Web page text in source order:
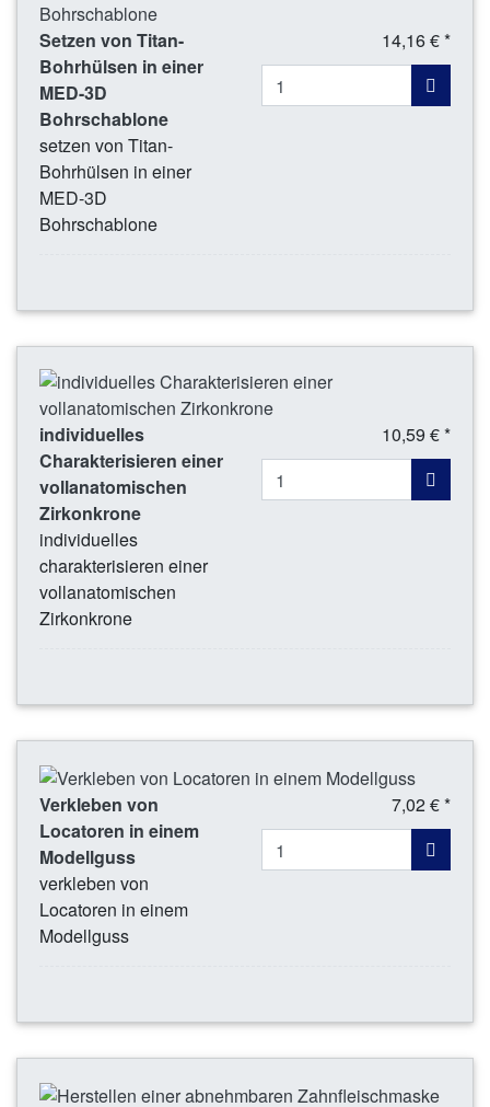
Setzen von Titan-
Bohrhülsen in einer
MED-3D
Bohrschablone
setzen von Titan-
Bohrhülsen in einer
MED-3D
Bohrschablone
14,16 € *
individuelles
Charakterisieren einer
vollanatomischen
Zirkonkrone
individuelles
charakterisieren einer
vollanatomischen
Zirkonkrone
10,59 € *
Verkleben von
Locatoren in einem
Modellguss
verkleben von
Locatoren in einem
Modellguss
7,02 € *